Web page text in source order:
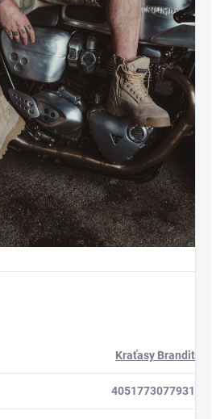
Kraťasy Brandit
4051773077931